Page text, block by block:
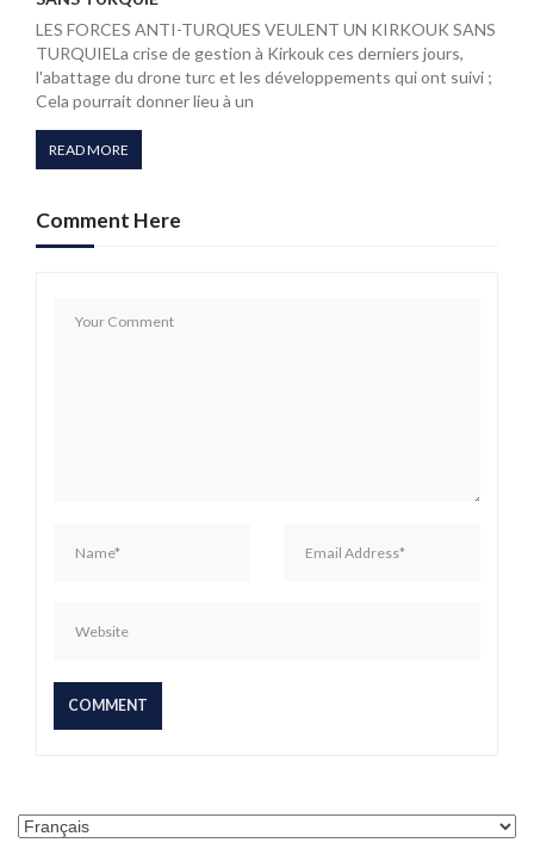
LES FORCES ANTI-TURQUES VEULENT UN KIRKOUK SANS
TURQUIELa crise de gestion à Kirkouk ces derniers jours,
l'abattage du drone turc et les développements qui ont suivi ;
Cela pourrait donner lieu à un
READ MORE
Comment Here
Choisir
une